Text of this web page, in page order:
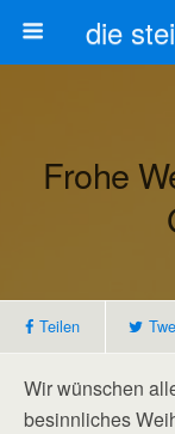
Frohe
Teilen
Wir wünschen
besinnliches